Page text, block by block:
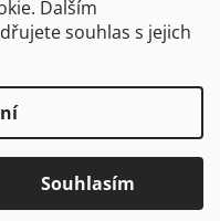
Dalším
souhlas s jejich
Souhlasím
. Všechna práva